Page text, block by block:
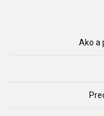
Ako a